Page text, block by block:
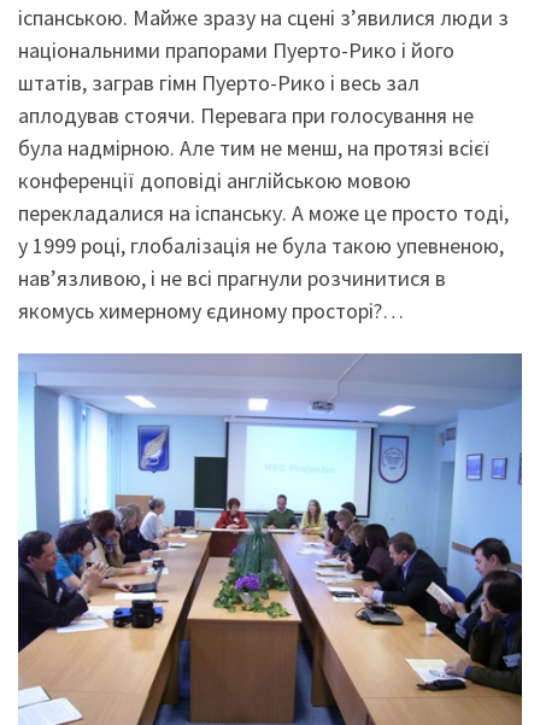
іспанською. Майже зразу на сцені з’явилися люди з
національними прапорами Пуерто-Рико і його
штатів, заграв гімн Пуерто-Рико і весь зал
аплодував стоячи. Перевага при голосування не
була надмірною. Але тим не менш, на протязі всієї
конференції доповіді англійською мовою
перекладалися на іспанську. А може це просто тоді,
у 1999 році, глобалізація не була такою упевненою,
нав’язливою, і не всі прагнули розчинитися в
якомусь химерному єдиному просторі?…